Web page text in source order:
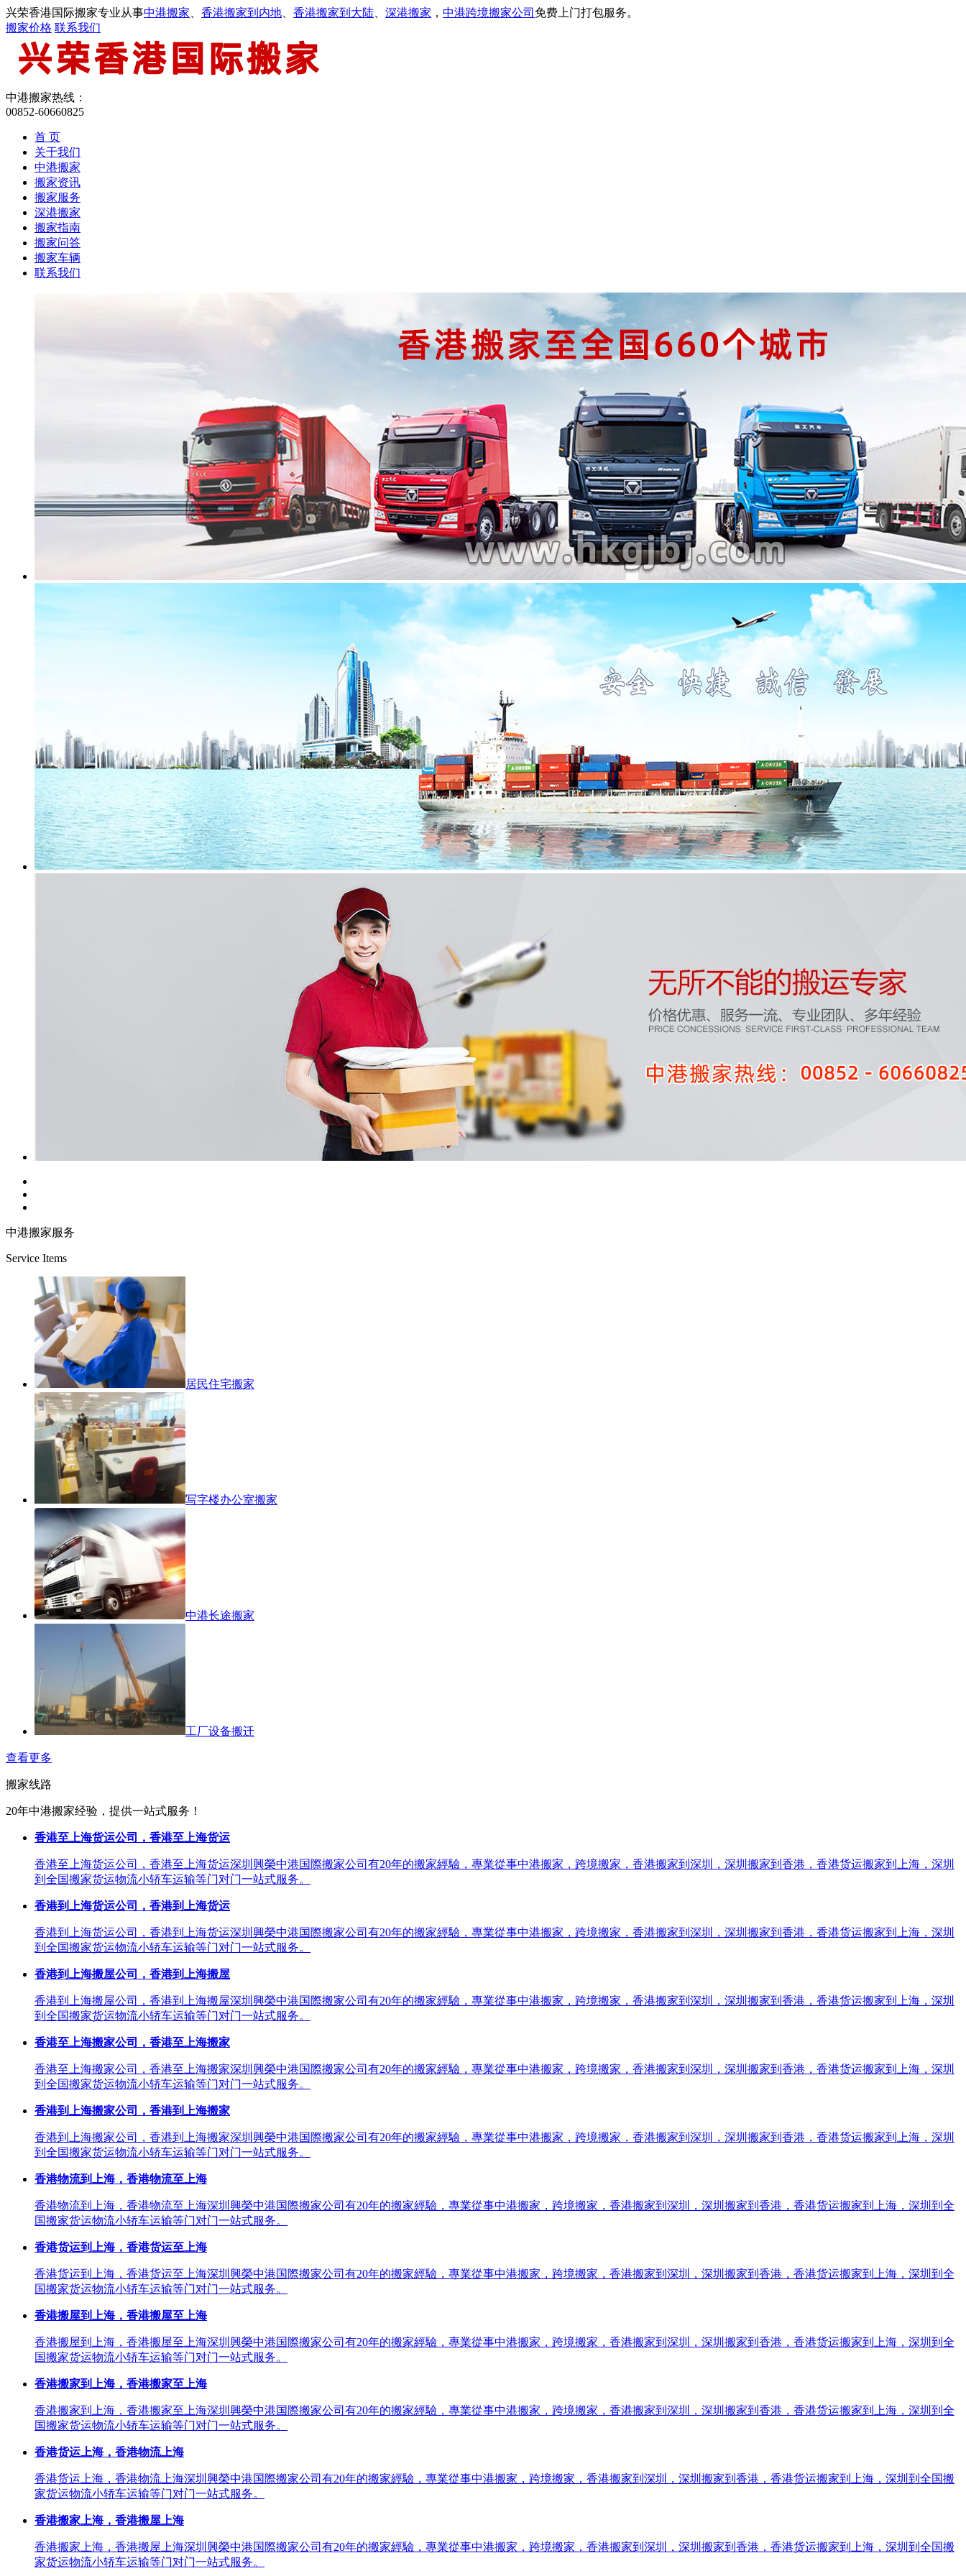
兴荣香港国际搬家专业从事中港搬家 香港搬家到内地 香港搬家到大陆 深港搬家 ， 中港跨境搬家公司 免费上门打包服务。
搬家价格 联系我们
中港搬家热线：
00852-60660825
首 页
关于我们
中港搬家
搬家资讯
搬家服务
深港搬家
搬家指南
搬家问答
搬家车辆
联系我们
中港搬家服务
Service Items
居民住宅搬家
写字楼办公室搬家
中港长途搬家
工厂设备搬迁
查看更多
搬家线路
20年中港搬家经验，提供一站式服务！
香港至上海货运公司，香港至上海货运
香港至上海货运公司，香港至上海货运深圳興榮中港国際搬家公司有20年的搬家經驗，專業從事中港搬家，跨境搬家，香港搬家到深圳，深圳搬家到香港，香港货运搬家到上海，深圳
到全国搬家货运物流小轿车运输等门对门一站式服务。
香港到上海货运公司，香港到上海货运
香港到上海货运公司，香港到上海货运深圳興榮中港国際搬家公司有20年的搬家經驗，專業從事中港搬家，跨境搬家，香港搬家到深圳，深圳搬家到香港，香港货运搬家到上海，深圳
到全国搬家货运物流小轿车运输等门对门一站式服务。
香港到上海搬屋公司，香港到上海搬屋
香港到上海搬屋公司，香港到上海搬屋深圳興榮中港国際搬家公司有20年的搬家經驗，專業從事中港搬家，跨境搬家，香港搬家到深圳，深圳搬家到香港，香港货运搬家到上海，深圳
到全国搬家货运物流小轿车运输等门对门一站式服务。
香港至上海搬家公司，香港至上海搬家
香港至上海搬家公司，香港至上海搬家深圳興榮中港国際搬家公司有20年的搬家經驗，專業從事中港搬家，跨境搬家，香港搬家到深圳，深圳搬家到香港，香港货运搬家到上海，深圳
到全国搬家货运物流小轿车运输等门对门一站式服务。
香港到上海搬家公司，香港到上海搬家
香港到上海搬家公司，香港到上海搬家深圳興榮中港国際搬家公司有20年的搬家經驗，專業從事中港搬家，跨境搬家，香港搬家到深圳，深圳搬家到香港，香港货运搬家到上海，深圳
到全国搬家货运物流小轿车运输等门对门一站式服务。
香港物流到上海，香港物流至上海
香港物流到上海，香港物流至上海深圳興榮中港国際搬家公司有20年的搬家經驗，專業從事中港搬家，跨境搬家，香港搬家到深圳，深圳搬家到香港，香港货运搬家到上海，深圳到全
国搬家货运物流小轿车运输等门对门一站式服务。
香港货运到上海，香港货运至上海
香港货运到上海，香港货运至上海深圳興榮中港国際搬家公司有20年的搬家經驗，專業從事中港搬家，跨境搬家，香港搬家到深圳，深圳搬家到香港，香港货运搬家到上海，深圳到全
国搬家货运物流小轿车运输等门对门一站式服务。
香港搬屋到上海，香港搬屋至上海
香港搬屋到上海，香港搬屋至上海深圳興榮中港国際搬家公司有20年的搬家經驗，專業從事中港搬家，跨境搬家，香港搬家到深圳，深圳搬家到香港，香港货运搬家到上海，深圳到全
国搬家货运物流小轿车运输等门对门一站式服务。
香港搬家到上海，香港搬家至上海
香港搬家到上海，香港搬家至上海深圳興榮中港国際搬家公司有20年的搬家經驗，專業從事中港搬家，跨境搬家，香港搬家到深圳，深圳搬家到香港，香港货运搬家到上海，深圳到全
国搬家货运物流小轿车运输等门对门一站式服务。
香港货运上海，香港物流上海
香港货运上海，香港物流上海深圳興榮中港国際搬家公司有20年的搬家經驗，專業從事中港搬家，跨境搬家，香港搬家到深圳，深圳搬家到香港，香港货运搬家到上海，深圳到全国搬
家货运物流小轿车运输等门对门一站式服务。
香港搬家上海，香港搬屋上海
香港搬家上海，香港搬屋上海深圳興榮中港国際搬家公司有20年的搬家經驗，專業從事中港搬家，跨境搬家，香港搬家到深圳，深圳搬家到香港，香港货运搬家到上海，深圳到全国搬
家货运物流小轿车运输等门对门一站式服务。